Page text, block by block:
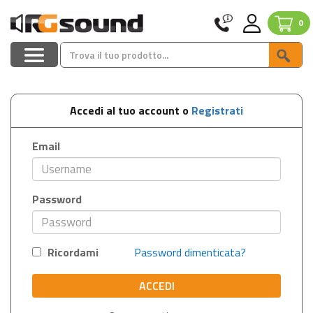
0
Accedi al tuo account o Registrati
Email
Password
Ricordami Password dimenticata?